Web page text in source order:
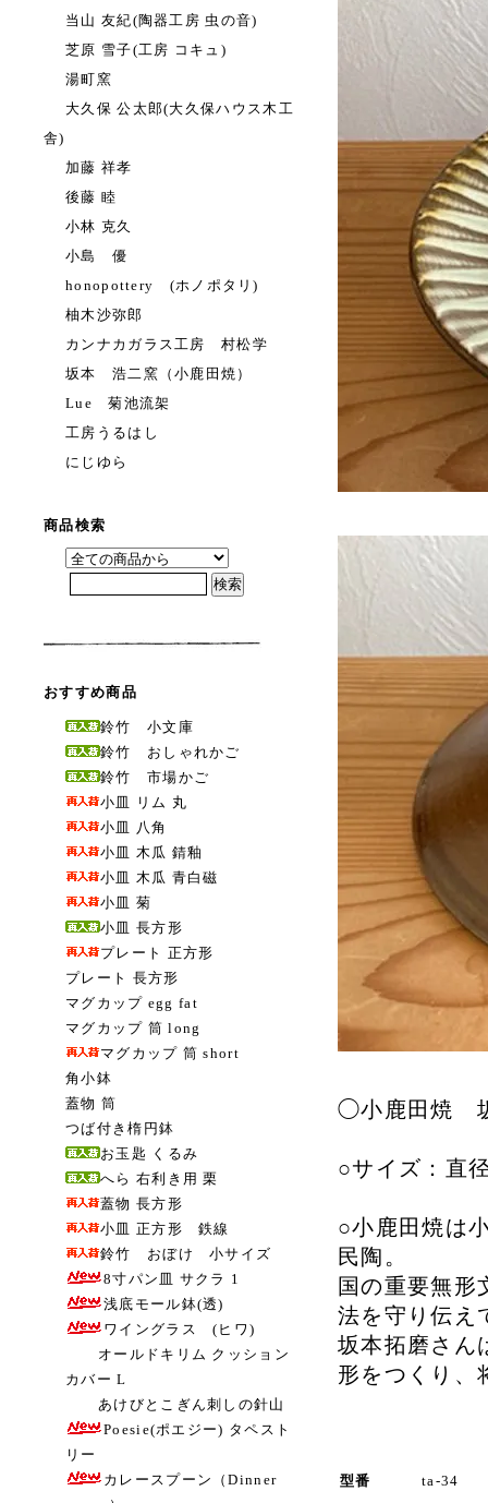
当山 友紀(陶器工房 虫の音)
芝原 雪子(工房 コキュ)
湯町窯
大久保 公太郎(大久保ハウス木工
舎)
加藤 祥孝
後藤 睦
小林 克久
小島 優
honopottery (ホノポタリ)
柚木沙弥郎
カンナカガラス工房 村松学
坂本 浩二窯（小鹿田焼）
Lue 菊池流架
工房うるはし
にじゆら
商品検索
おすすめ商品
鈴竹 小文庫
鈴竹 おしゃれかご
鈴竹 市場かご
小皿 リム 丸
小皿 八角
小皿 木瓜 錆釉
小皿 木瓜 青白磁
小皿 菊
小皿 長方形
プレート 正方形
プレート 長方形
マグカップ egg fat
マグカップ 筒 long
マグカップ 筒 short
角小鉢
蓋物 筒
つば付き楕円鉢
お玉匙 くるみ
へら 右利き用 栗
蓋物 長方形
小皿 正方形 鉄線
鈴竹 おぼけ 小サイズ
8寸パン皿 サクラ 1
浅底モール鉢(透)
ワイングラス (ヒワ)
オールドキリム クッション
カバー L
あけびとこぎん刺しの針山
Poesie(ポエジー) タペスト
リー
カレースプーン（Dinner
◯小鹿田焼
○サイズ：直
○小鹿田焼は
民陶。
国の重要無形
法を守り伝え
坂本拓磨さん
形をつくり、
型番 ta-34